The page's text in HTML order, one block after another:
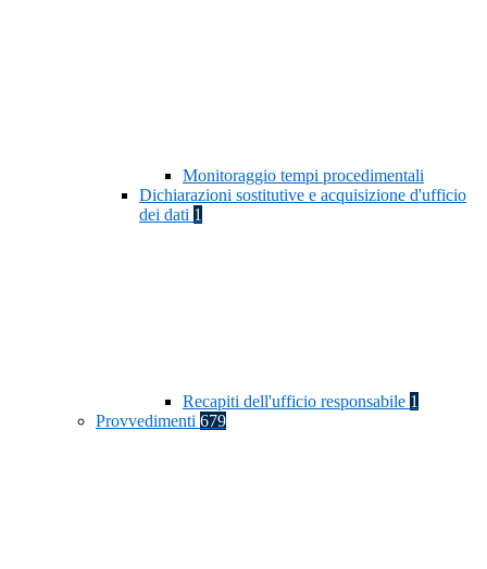
Monitoraggio tempi procedimentali
Dichiarazioni sostitutive e acquisizione d'ufficio
dei dati 1
Recapiti dell'ufficio responsabile 1
Provvedimenti 679